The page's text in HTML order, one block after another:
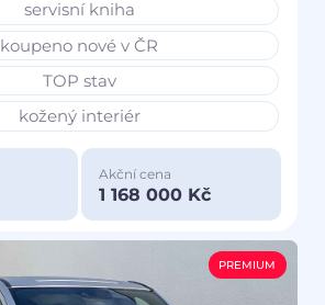
servisní kniha
koupeno nové v ČR
TOP stav
kožený interiér
Akční cena
1 168 000 Kč
PREMIUM